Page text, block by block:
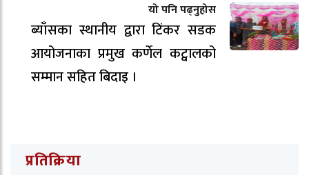
यो पनि पढ्नुहोस
ब्याँसका स्थानीय द्वारा टिंकर सडक
आयोजनाका प्रमुख कर्णेल कट्वालको
सम्मान सहित बिदाइ ।
प्रतिक्रिया